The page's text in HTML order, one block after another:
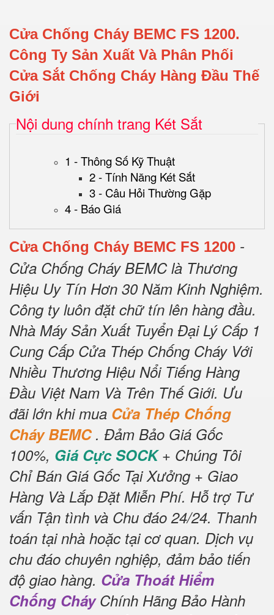
Cửa Chống Cháy BEMC FS 1200.
Công Ty Sản Xuất Và Phân Phối
Cửa Sắt Chống Cháy Hàng Đầu Thế
Giới
Nội dung chính trang Két Sắt
1 - Thông Số Kỹ Thuật
2 - Tính Năng Két Sắt
3 - Câu Hỏi Thường Gặp
4 - Báo Giá
Cửa Chống Cháy BEMC FS 1200 -
Cửa Chống Cháy BEMC là Thương
Hiệu Uy Tín Hơn 30 Năm Kinh Nghiệm.
Công ty luôn đặt chữ tín lên hàng đầu.
Nhà Máy Sản Xuất Tuyển Đại Lý Cấp 1
Cung Cấp Cửa Thép Chống Cháy Với
Nhiều Thương Hiệu Nổi Tiếng Hàng
Đầu Việt Nam Và Trên Thế Giới. Ưu
đãi lớn khi mua Cửa Thép Chống
Cháy BEMC . Đảm Bảo Giá Gốc
100%, Giá Cực SOCK+ Chúng Tôi
Chỉ Bán Giá Gốc Tại Xưởng + Giao
Hàng Và Lắp Đặt Miễn Phí. Hỗ trợ Tư
vấn Tận tình và Chu đáo 24/24. Thanh
toán tại nhà hoặc tại cơ quan. Dịch vụ
chu đáo chuyên nghiệp, đảm bảo tiến
độ giao hàng. Cửa Thoát Hiểm
Chống CháyChính Hãng Bảo Hành